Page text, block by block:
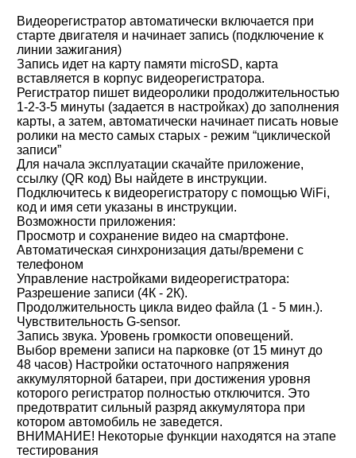
Видеорегистратор автоматически включается при
старте двигателя и начинает запись (подключение к
линии зажигания)
Запись идет на карту памяти microSD, карта
вставляется в корпус видеорегистратора.
Регистратор пишет видеоролики продолжительностью
1-2-3-5 минуты (задается в настройках) до заполнения
карты, а затем, автоматически начинает писать новые
ролики на место самых старых - режим “циклической
записи”
Для начала эксплуатации скачайте приложение,
ссылку (QR код) Вы найдете в инструкции.
Подключитесь к видеорегистратору с помощью WiFi,
код и имя сети указаны в инструкции.
Возможности приложения:
Просмотр и сохранение видео на смартфоне.
Автоматическая синхронизация даты/времени с
телефоном
Управление настройками видеорегистратора:
Разрешение записи (4К - 2К).
Продолжительность цикла видео файла (1 - 5 мин.).
Чувствительность G-sensor.
Запись звука. Уровень громкости оповещений.
Выбор времени записи на парковке (от 15 минут до
48 часов) Настройки остаточного напряжения
аккумуляторной батареи, при достижения уровня
которого регистратор полностью отключится. Это
предотвратит сильный разряд аккумулятора при
котором автомобиль не заведется.
ВНИМАНИЕ! Некоторые функции находятся на этапе
тестирования